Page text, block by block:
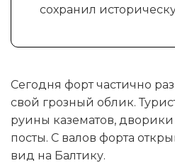
сохранил
Сегодня форт частично
свой грозный облик.
руины казематов,
посты. С валов форта
вид на Балтику.